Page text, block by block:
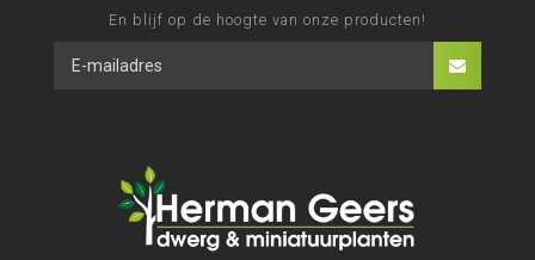
En blijf op de hoogte van onze producten!